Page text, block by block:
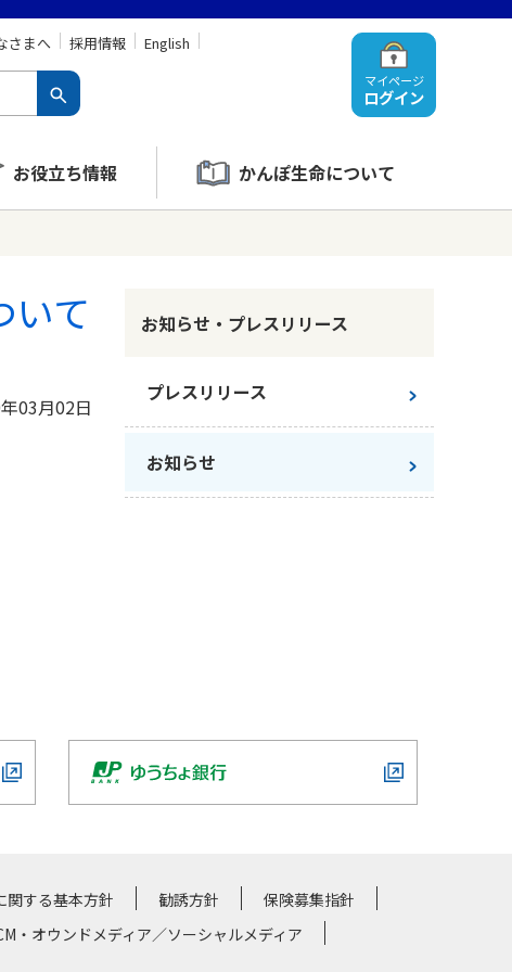
マイページ
ログイン
さまへ 採用情報 English
お役立ち情報 かんぽ生命について
いて
03月02日
お知らせ・プレスリリース
プレスリリース
お知らせ
関する基本方針 勧誘方針
保険募集指針
・オウンドメディア／ソーシャルメディア